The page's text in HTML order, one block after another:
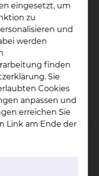
die am grauen
zwei Gruppen
bereits mit dem
oder
Menschen, die
Lebens bekommen.
betroffen.
beschleunigen
Licht oder Blitze),
Nährstoffmangel und
am Auge.
eingesetzt, um
zu
und
werden
finden
Sie
Cookies
anpassen und
erreichen Sie
Link am Ende der